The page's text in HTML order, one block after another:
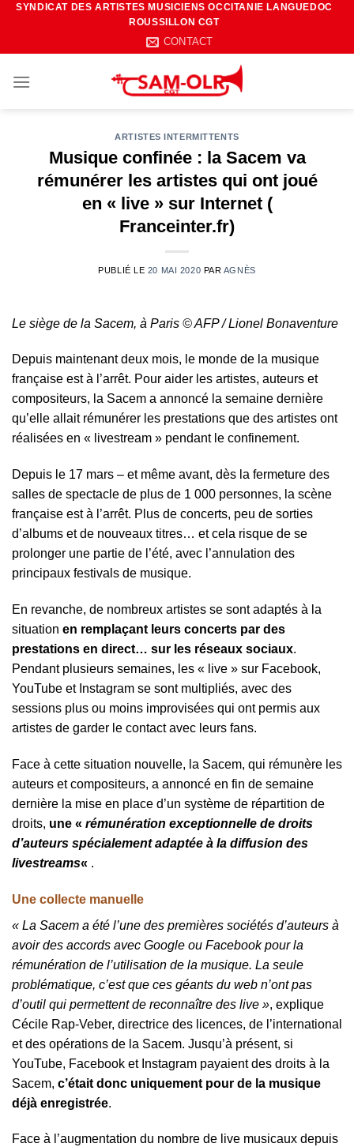
Passer
SYNDICAT DES ARTISTES MUSICIENS OCCITANIE LANGUEDOC
ROUSSILLON CGT
CONTACT
ARTISTES INTERMITTENTS
Musique confinée : la Sacem va
rémunérer les artistes qui ont joué
en « live » sur Internet (
Franceinter.fr)
PUBLIÉ LE 20 MAI 2020 PAR AGNÈS
Le siège de la Sacem, à Paris © AFP / Lionel Bonaventure
Depuis maintenant deux mois, le monde de la musique
française est à l’arrêt. Pour aider les artistes, auteurs et
compositeurs, la Sacem a annoncé la semaine dernière
qu’elle allait rémunérer les prestations que des artistes ont
réalisées en « livestream » pendant le confinement.
Depuis le 17 mars – et même avant, dès la fermeture des
salles de spectacle de plus de 1 000 personnes, la scène
française est à l’arrêt. Plus de concerts, peu de sorties
d’albums et de nouveaux titres… et cela risque de se
prolonger une partie de l’été, avec l’annulation des
principaux festivals de musique.
En revanche, de nombreux artistes se sont adaptés à la
situation en remplaçant leurs concerts par des
prestations en direct… sur les réseaux sociaux.
Pendant plusieurs semaines, les « live » sur Facebook,
YouTube et Instagram se sont multipliés, avec des
sessions plus ou moins improvisées qui ont permis aux
artistes de garder le contact avec leurs fans.
Face à cette situation nouvelle, la Sacem, qui rémunère les
auteurs et compositeurs, a annoncé en fin de semaine
dernière la mise en place d’un système de répartition de
droits, une « rémunération exceptionnelle de droits
d’auteurs spécialement adaptée à la diffusion des
livestreams« .
Une collecte manuelle
« La Sacem a été l’une des premières sociétés d’auteurs à
avoir des accords avec Google ou Facebook pour la
rémunération de l’utilisation de la musique. La seule
problématique, c’est que ces géants du web n’ont pas
d’outil qui permettent de reconnaître des live », explique
Cécile Rap-Veber, directrice des licences, de l’international
et des opérations de la Sacem. Jusqu’à présent, si
YouTube, Facebook et Instagram payaient des droits à la
Sacem, c’était donc uniquement pour de la musique
déjà enregistrée.
Face à l’augmentation du nombre de live musicaux depuis